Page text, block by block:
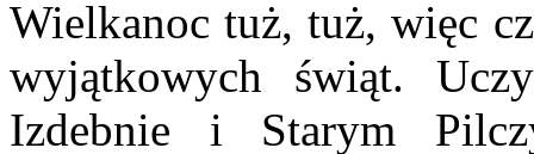
Wielkanoc tuż, tuż, więc
wyjątkowych świąt.
Izdebnie i Starym